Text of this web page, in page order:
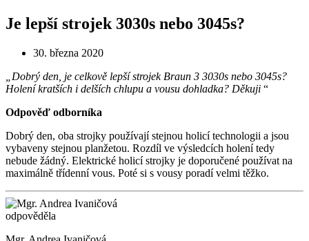
Je lepší strojek 3030s nebo 3045s?
30. března 2020
„Dobrý den, je celkově lepší strojek Braun 3 3030s nebo 3045s?
Holení kratších i delších chlupu a vousu dohladka? Děkuji “
Odpověď odborníka
Dobrý den, oba strojky používají stejnou holicí technologii a jsou
vybaveny stejnou planžetou. Rozdíl ve výsledcích holení tedy
nebude žádný. Elektrické holicí strojky je doporučené používat na
maximálně třídenní vous. Poté si s vousy poradí velmi těžko.
odpověděla